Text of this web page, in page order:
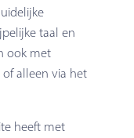
taal en
ook met
alleen via het
heeft met